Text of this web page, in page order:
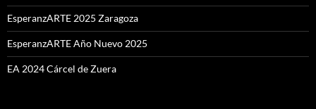
EsperanzARTE 2025 Zaragoza
EsperanzARTE Año Nuevo 2025
EA 2024 Cárcel de Zuera